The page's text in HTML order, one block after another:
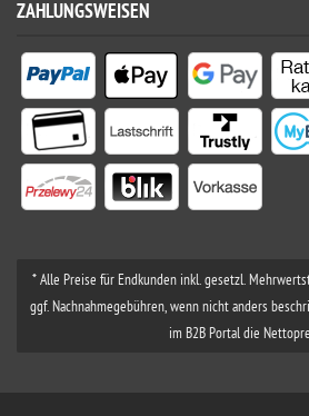
ZAHLUNGSWEISEN
* Alle Preise für Endkunden inkl. gesetzl.
ggf. Nachnahmegebühren, wenn nicht anders
im B2B Portal die